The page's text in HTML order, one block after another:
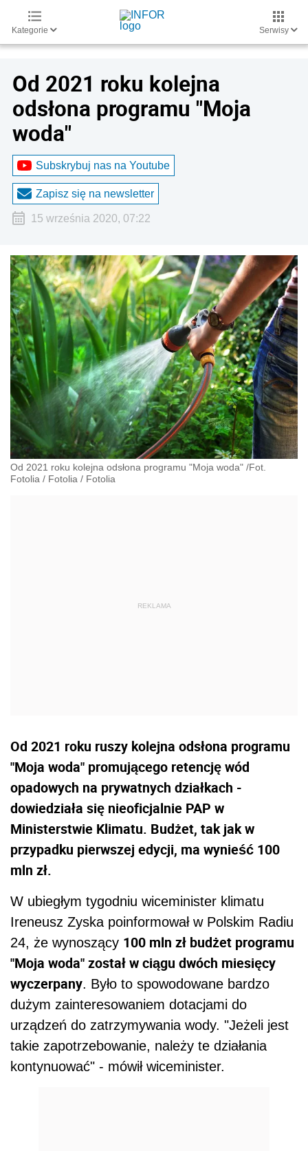
Kategorie Serwisy
Od 2021 roku kolejna
odsłona programu "Moja
woda"
Subskrybuj nas na Youtube
Zapisz się na newsletter
15 września 2020, 07:22
Od 2021 roku kolejna odsłona programu "Moja woda" /Fot.
Fotolia / Fotolia / Fotolia
Od 2021 roku ruszy kolejna odsłona programu
"Moja woda" promującego retencję wód
opadowych na prywatnych działkach -
dowiedziała się nieoficjalnie PAP w
Ministerstwie Klimatu. Budżet, tak jak w
przypadku pierwszej edycji, ma wynieść 100
mln zł.
W ubiegłym tygodniu wiceminister klimatu
Ireneusz Zyska poinformował w Polskim Radiu
24, że wynoszący 100 mln zł budżet programu
"Moja woda" został w ciągu dwóch miesięcy
wyczerpany. Było to spowodowane bardzo
dużym zainteresowaniem dotacjami do
urządzeń do zatrzymywania wody. "Jeżeli jest
takie zapotrzebowanie, należy te działania
kontynuować" - mówił wiceminister.